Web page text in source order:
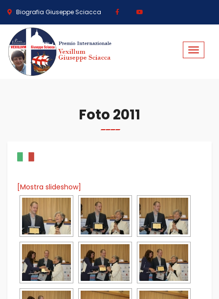
Biografia Giuseppe Sciacca
Toggle
Foto 2011
[Mostra slideshow]